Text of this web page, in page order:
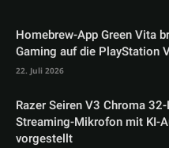
Homebrew-App Green Vita
Gaming auf die PlayStation
22. Juli 2026
Razer Seiren V3 Chroma
Streaming-Mikrofon mit KI-
vorgestellt